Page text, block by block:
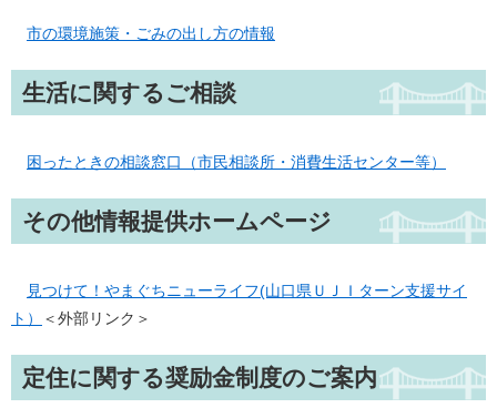
市の環境施策・ごみの出し方の情報
生活に関するご相談
困ったときの相談窓口（市民相談所・消費生活センター等）
その他情報提供ホームページ
見つけて！やまぐちニューライフ(山口県ＵＪＩターン支援サイ
ト）
＜外部リンク＞
定住に関する奨励金制度のご案内